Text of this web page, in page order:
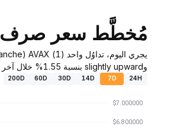
مُخطَّط سعر صرف AVAX مقابل الدولار الأمريكي
وslightly upward بنسبة 1.55% خلال آخر 30 يومًا.
24H
7D
14D
30D
60D
200D